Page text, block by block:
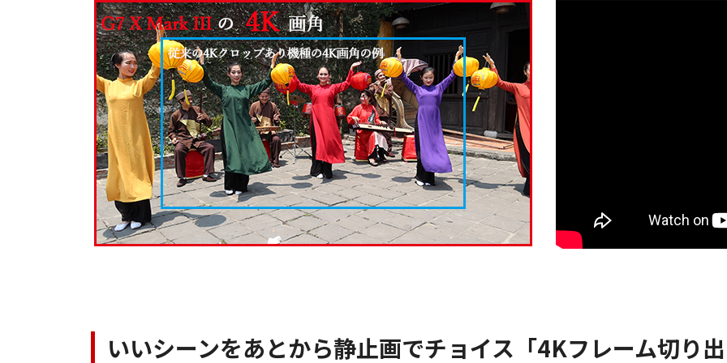
いいシーンをあとから静止画でチョイス「4Kフレーム切り